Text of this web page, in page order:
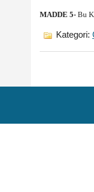
MADDE 5- Bu
Kategori: